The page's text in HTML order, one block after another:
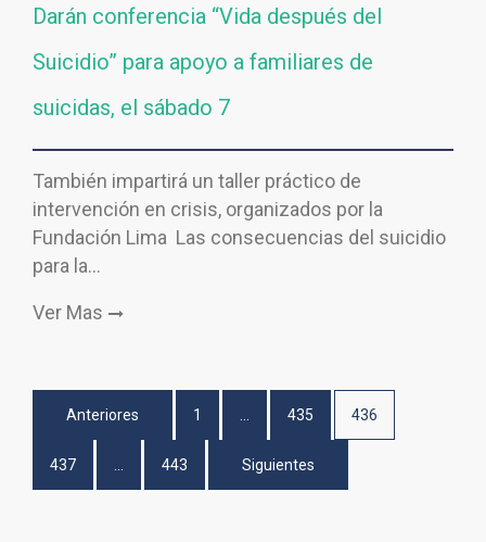
Darán conferencia “Vida después del
Suicidio” para apoyo a familiares de
suicidas, el sábado 7
También impartirá un taller práctico de
intervención en crisis, organizados por la
Fundación Lima Las consecuencias del suicidio
para la…
Ver Mas
Paginación
entradas
Anteriores 1 … 435 436
437 … 443 Siguientes